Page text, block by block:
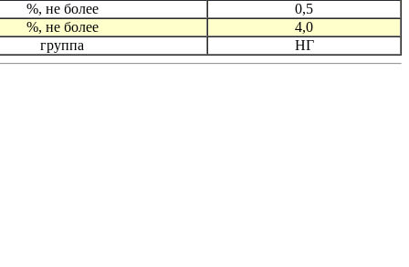
%, не более
0,5
%, не более
4,0
группа НГ